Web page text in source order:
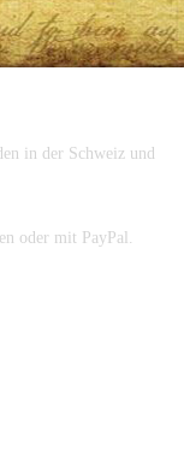
in der Schweiz und
oder mit PayPal.